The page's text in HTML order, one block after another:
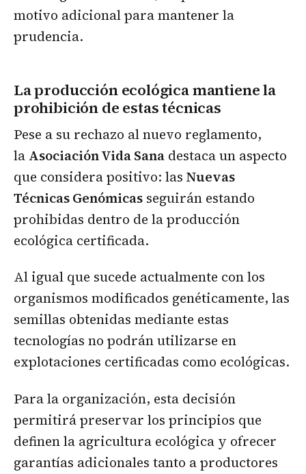
motivo adicional para mantener la
prudencia.
La producción ecológica mantiene la
prohibición de estas técnicas
Pese a su rechazo al nuevo reglamento,
la Asociación Vida Sana destaca un aspecto
que considera positivo: las Nuevas
Técnicas Genómicas seguirán estando
prohibidas dentro de la producción
ecológica certificada.
Al igual que sucede actualmente con los
organismos modificados genéticamente, las
semillas obtenidas mediante estas
tecnologías no podrán utilizarse en
explotaciones certificadas como ecológicas.
Para la organización, esta decisión
permitirá preservar los principios que
definen la agricultura ecológica y ofrecer
garantías adicionales tanto a productores